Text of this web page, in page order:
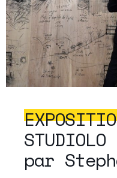
par